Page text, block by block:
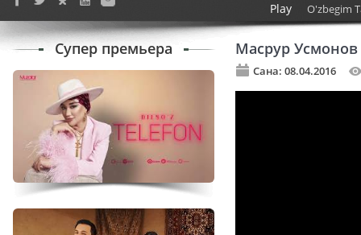
Play O'zbegim
Масрур
Сана: 08.04.2016
Супер премьера